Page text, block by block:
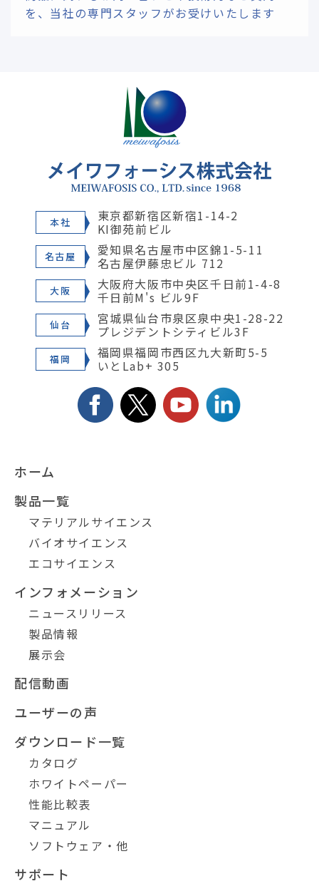
を、 当社の専門スタッフがお受けいたします
本社 東京都新宿区新宿1-14-2
KI御苑前ビル
名古屋 愛知県名古屋市中区錦1-5-11
名古屋伊藤忠ビル 712
大阪 大阪府大阪市中央区千日前1-4-8
千日前M's ビル9F
仙台 宮城県仙台市泉区泉中央1-28-22
プレジデントシティビル3F
福岡 福岡県福岡市西区九大新町5-5
いとLab+ 305
ホーム
製品一覧
マテリアルサイエンス
バイオサイエンス
エコサイエンス
インフォメーション
ニュースリリース
製品情報
展示会
配信動画
ユーザーの声
ダウンロード一覧
カタログ
ホワイトペーパー
性能比較表
マニュアル
ソフトウェア・他
サポート